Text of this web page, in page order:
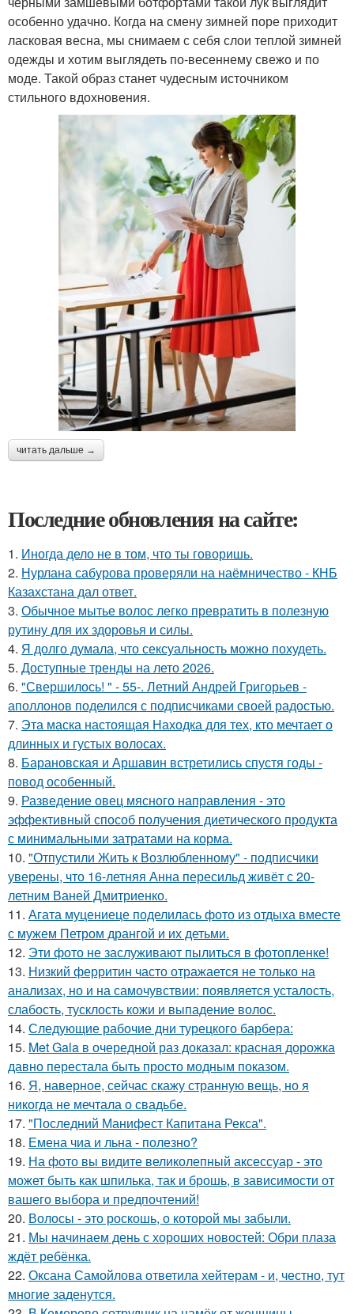
особенно удачно. Когда на смену зимней поре приходит
ласковая весна, мы снимаем с себя слои теплой зимней
одежды и хотим выглядеть по-весеннему свежо и по
моде. Такой образ станет чудесным источником
стильного вдохновения.
читать дальше →
Последние обновления на сайте:
1. Иногда дело не в том, что ты говоришь.
2. Нурлана сабурова проверяли на наёмничество - КНБ
Казахстана дал ответ.
3. Обычное мытье волос легко превратить в полезную
рутину для их здоровья и силы.
4. Я долго думала, что сексуальность можно похудеть.
5. Доступные тренды на лето 2026.
6. "Свершилось! " - 55-. Летний Андрей Григорьев -
аполлонов поделился с подписчиками своей радостью.
7. Эта маска настоящая Находка для тех, кто мечтает о
длинных и густых волосах.
8. Барановская и Аршавин встретились спустя годы -
повод особенный.
9. Разведение овец мясного направления - это
эффективный способ получения диетического продукта
с минимальными затратами на корма.
10. "Отпустили Жить к Возлюбленному" - подписчики
уверены, что 16-летняя Анна пересильд живёт с 20-
летним Ваней Дмитриенко.
11. Агата муцениеце поделилась фото из отдыха вместе
с мужем Петром дрангой и их детьми.
12. Эти фото не заслуживают пылиться в фотопленке!
13. Низкий ферритин часто отражается не только на
анализах, но и на самочувствии: появляется усталость,
слабость, тусклость кожи и выпадение волос.
14. Следующие рабочие дни турецкого барбера:
15. Met Gala в очередной раз доказал: красная дорожка
давно перестала быть просто модным показом.
16. Я, наверное, сейчас скажу странную вещь, но я
никогда не мечтала о свадьбе.
17. "Последний Манифест Капитана Рекса".
18. Емена чиа и льна - полезно?
19. На фото вы видите великолепный аксессуар - это
может быть как шпилька, так и брошь, в зависимости от
вашего выбора и предпочтений!
20. Волосы - это роскошь, о которой мы забыли.
21. Мы начинаем день с хороших новостей: Обри плаза
ждёт ребёнка.
22. Оксана Самойлова ответила хейтерам - и, честно, тут
многие заденутся.